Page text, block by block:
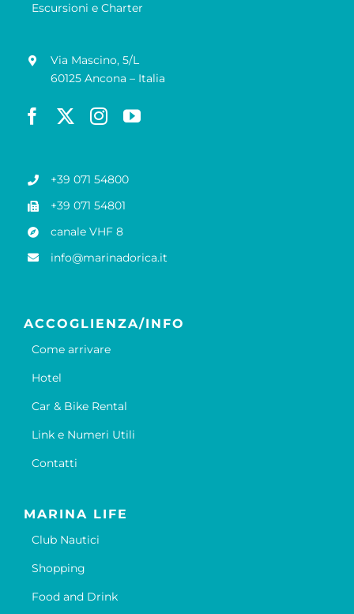
Escursioni e Charter
Via Mascino, 5/L
60125 Ancona – Italia
+39 071 54800
+39 071 54801
canale VHF 8
info@marinadorica.it
ACCOGLIENZA/INFO
Come arrivare
Hotel
Car & Bike Rental
Link e Numeri Utili
Contatti
MARINA LIFE
Club Nautici
Shopping
Food and Drink